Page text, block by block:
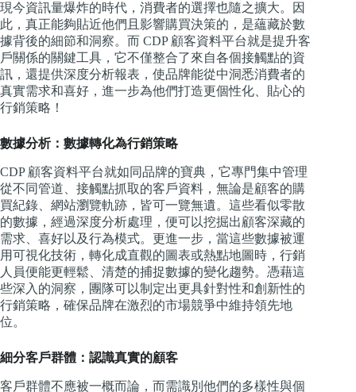
現今資訊量爆炸的時代，消費者的選擇也隨之擴大。因
此，真正能夠貼近他們且影響購買決策的，是蘊藏於數
據背後的細節和洞察。而 CDP 顧客資料平台就是提升客
戶關係的關鍵工具，它不僅整合了來自各個接觸點的資
訊，還提供深度分析報表，使品牌能從中洞悉消費者的
真實需求和喜好，進一步為他們打造更個性化、貼心的
行銷策略！
數據分析：數據轉化為行銷策略
CDP 顧客資料平台就如同品牌的寶典，它專門集中管理
從不同管道、接觸點抓取的客戶資料，無論是顧客的購
買紀錄、網站瀏覽軌跡，皆可一覽無遺。這些看似零散
的數據，經過深度分析處理，便可以挖掘出顧客深藏的
需求、喜好以及行為模式。更進一步，當這些數據被運
用可視化技術，轉化成直觀的圖表或熱點地圖時，行銷
人員便能更輕鬆、清楚的捕捉數據的變化趨勢。憑藉這
些深入的洞察，團隊可以制定出更具針對性和創新性的
行銷策略，確保品牌在激烈的市場競爭中維持領先地
位。
細分客戶群體：認識真實的顧客
客戶群體不應被一概而論，而需識別他們的多樣性與個